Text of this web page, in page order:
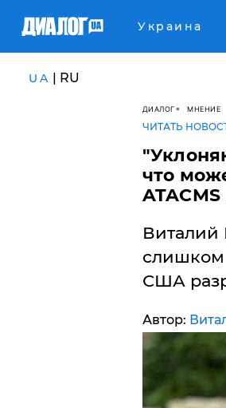
Украина
UA | RU
ДИАЛОГ МНЕНИЕ
ЧИТАТЬ
что
Виталий
слишком
США
Автор: